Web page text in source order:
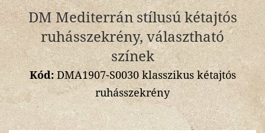
DM Mediterrán stílusú kétajtós
ruhásszekrény, választható
színek
Kód:DMA1907-S0030 klasszikus kétajtós
ruhásszekrény